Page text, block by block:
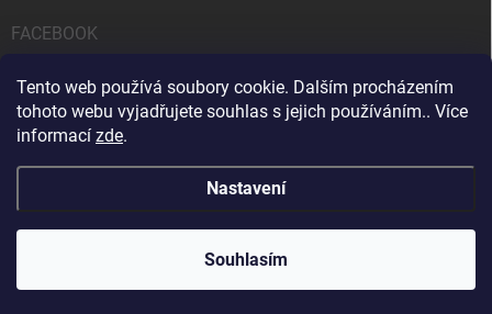
Tento web používá soubory cookie. Dalším procházením
tohoto webu vyjadřujete souhlas s jejich používáním.. Více
informací zde.
Nastavení
Souhlasím
FACEBOOK
Servis počítačů a notebooků Čištění notebooků Kontakty
iPOPULAR.CZ . Všechna práva vyhrazena.